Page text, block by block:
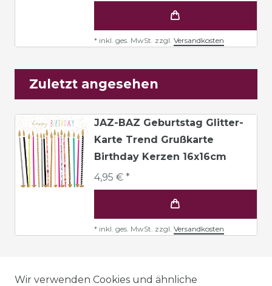
* inkl. ges. MwSt. zzgl. Versandkosten
Zuletzt angesehen
JAZ-BAZ Geburtstag Glitter-
Karte Trend Grußkarte
Birthday Kerzen 16x16cm
4,95 € *
* inkl. ges. MwSt. zzgl. Versandkosten
AGB
Wir verwenden Cookies und ähnliche